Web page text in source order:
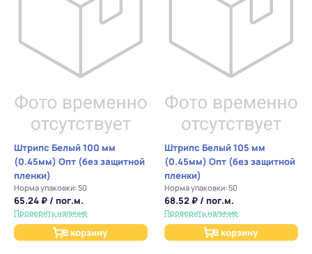
Штрипс Белый 100 мм
(0.45мм) Опт (без защитной
пленки)
Норма упаковки: 50
65.24 ₽ / пог.м.
Проверить наличие
В корзину
Штрипс Белый 105 мм
(0.45мм) Опт (без защитной
пленки)
Норма упаковки: 50
68.52 ₽ / пог.м.
Проверить наличие
В корзину